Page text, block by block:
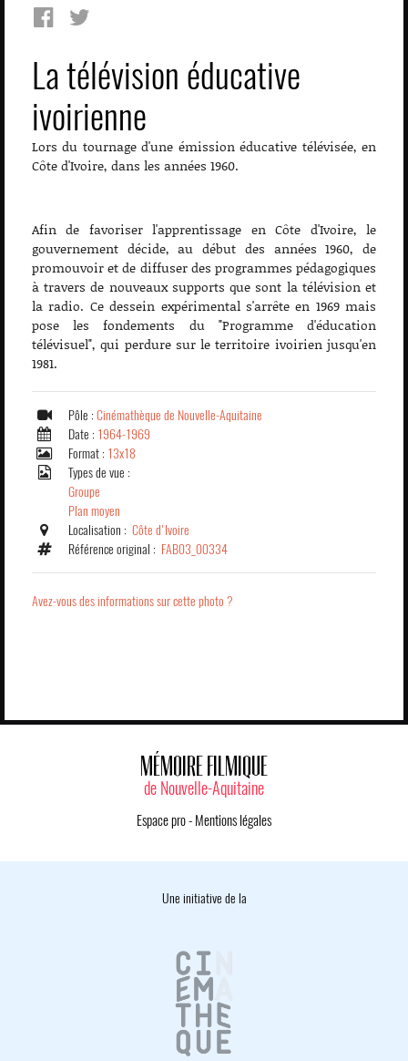
La télévision éducative
ivoirienne
Lors du tournage d'une émission éducative télévisée, en
Côte d'Ivoire, dans les années 1960.
Afin de favoriser l'apprentissage en Côte d'Ivoire, le
gouvernement décide, au début des années 1960, de
promouvoir et de diffuser des programmes pédagogiques
à travers de nouveaux supports que sont la télévision et
la radio. Ce dessein expérimental s'arrête en 1969 mais
pose les fondements du "Programme d'éducation
télévisuel", qui perdure sur le territoire ivoirien jusqu'en
1981.
Pôle : Cinémathèque de Nouvelle-Aquitaine
Date : 1964-1969
Format : 13x18
Types de vue :
Groupe
Plan moyen
Localisation : Côte d'Ivoire
Référence original : FAB03_00334
Avez-vous des informations sur cette photo ?
MÉMOIRE FILMIQUE
de Nouvelle-Aquitaine
Espace pro- Mentions légales
Une initiative de la